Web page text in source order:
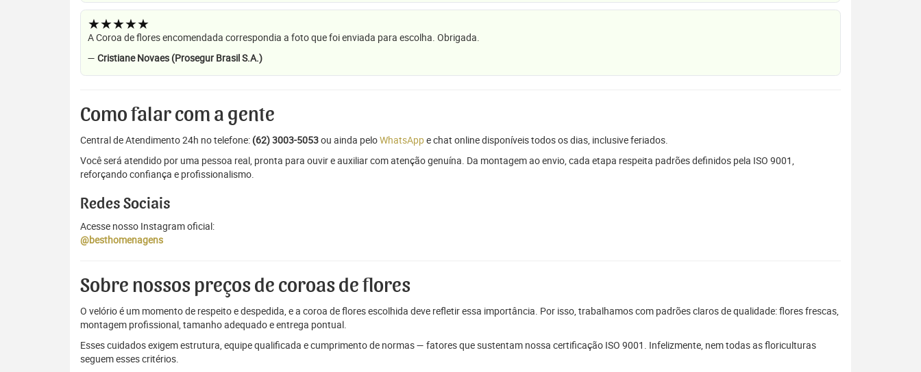
★★★★★
A Coroa de flores encomendada correspondia a foto que foi enviada para escolha. Obrigada.
— Cristiane Novaes (Prosegur Brasil S.A.)
Como falar com a gente
Central de Atendimento 24h no telefone: (62) 3003-5053ou ainda peloWhatsAppe chat online disponíveis todos os dias, inclusive feriados.
Você será atendido por uma pessoa real, pronta para ouvir e auxiliar com atenção genuína. Da montagem ao envio, cada etapa respeita padrões definidos pela ISO 9001,
reforçando confiança e profissionalismo.
Redes Sociais
Acesse nosso Instagram oficial:
@besthomenagens
Sobre nossos preços de coroas de flores
O velório é um momento de respeito e despedida, e a coroa de flores escolhida deve refletir essa importância. Por isso, trabalhamos com padrões claros de qualidade: flores frescas,
montagem profissional, tamanho adequado e entrega pontual.
Esses cuidados exigem estrutura, equipe qualificada e cumprimento de normas — fatores que sustentam nossa certificação ISO 9001. Infelizmente, nem todas as floriculturas
seguem esses critérios.